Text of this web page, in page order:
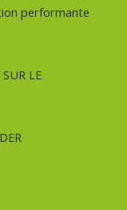
performante
LE